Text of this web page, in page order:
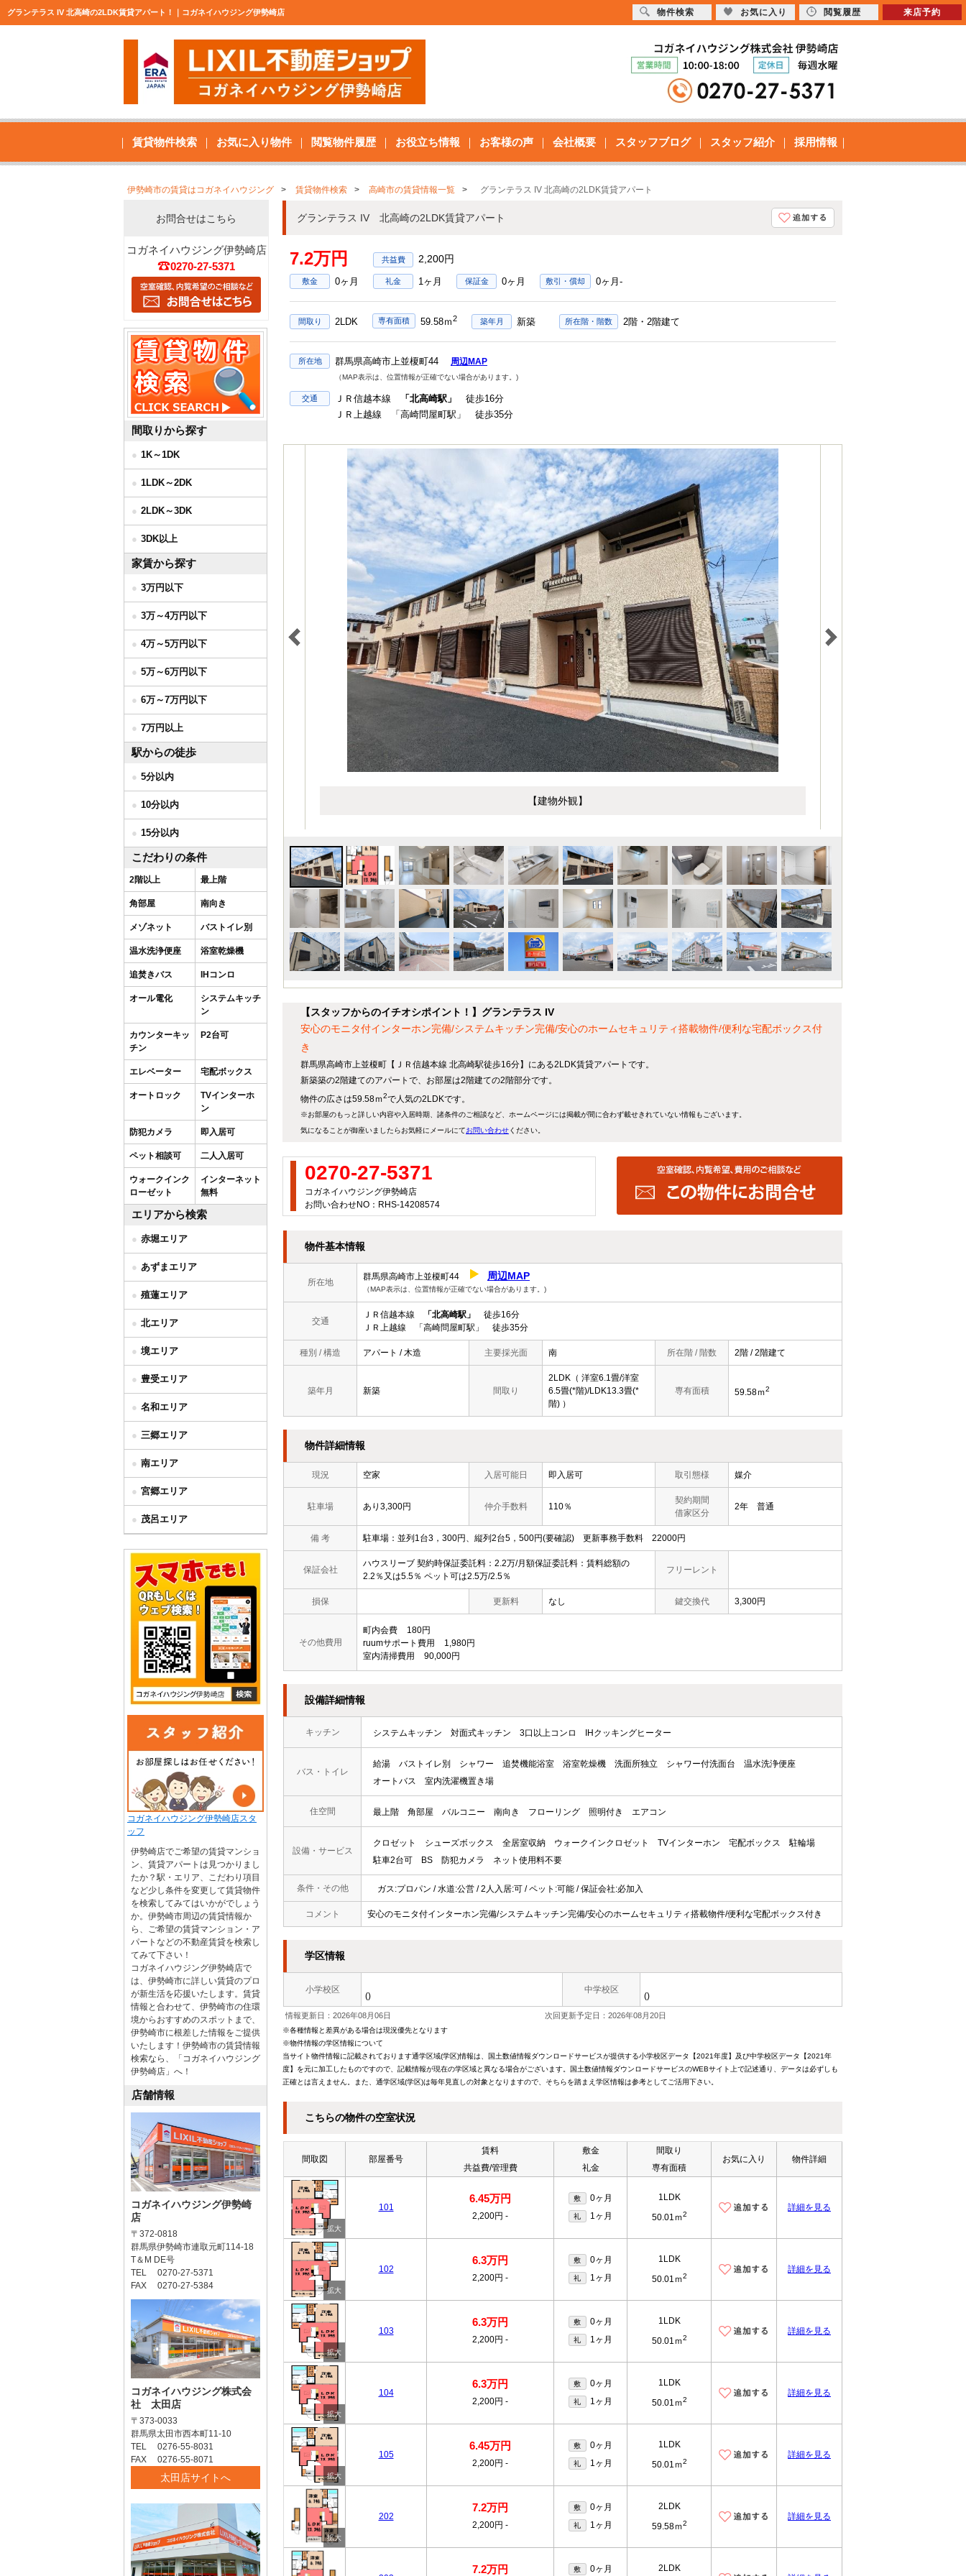
グランテラス IV 北高崎の2LDK賃貸アパート！｜コガネイハウジング伊勢崎店
賃貸物件検索 お気に入り物件 閲覧物件履歴 お役立ち情報 お客様の声 会社概要 スタッフブログ スタッフ紹介 採用情報
伊勢崎市の賃貸はコガネイハウジング 賃貸物件検索 高崎市の賃貸情報一覧 グランテラス IV 北高崎の2LDK賃貸アパート
グランテラス IV 北高崎の2LDK賃貸アパート
7.2万円 2,200円
敷金 0ヶ月 礼金 1ヶ月 保証金 0ヶ月 敷引・償却 0ヶ月-
間取り 2LDK 専有面積 59.58ｍ2 築年月 新築 所在階・階数 2階・2階建て
所在地 群馬県高崎市上並榎町44 周辺MAP
（MAP表示は、位置情報が正確でない場合があります。)
交通 ＪＲ信越本線 「北高崎駅」
徒歩16分
ＪＲ上越線 「高崎問屋町駅」 徒歩35分
【建物外観】
【スタッフからのイチオシポイント！】グランテラス IV
安心のモニタ付インターホン完備/システムキッチン完備/安心のホームセキュリティ搭載物件/便利な宅配ボックス付
き
群馬県高崎市上並榎町【ＪＲ信越本線 北高崎駅徒歩16分】にある2LDK賃貸アパートです。
新築築の2階建てのアパートで、お部屋は2階建ての2階部分です。
物件の広さは59.58ｍ2で人気の2LDKです。
※お部屋のもっと詳しい内容や入居時期、諸条件のご相談など、ホームページには掲載が間に合わず載せきれていない情報もございます。
気になることが御座いましたらお気軽にメールにてお問い合わせください。
0270-27-5371
コガネイハウジング伊勢崎店
お問い合わせNO：RHS-14208574
物件基本情報
所在地
群馬県高崎市上並榎町44 周辺MAP
（MAP表示は、位置情報が正確でない場合があります。)
交通
ＪＲ信越本線 「北高崎駅」
徒歩16分
ＪＲ上越線 「高崎問屋町駅」 徒歩35分
種別 / 構造 アパート / 木造 主要採光面 南 所在階 / 階数 2階 / 2階建て
築年月 新築 間取り
2LDK（ 洋室6.1畳/洋室
6.5畳(*階)/LDK13.3畳(*
階) ）
専有面積 59.58ｍ2
物件詳細情報
現況 空家 入居可能日 即入居可 取引態様 媒介
駐車場 あり3,300円 仲介手数料 110％
契約期間
借家区分
2年 普通
備 考 駐車場：並列1台3，300円、縦列2台5，500円(要確認) 更新事務手数料 22000円
保証会社
ハウスリーブ 契約時保証委託料：2.2万/月額保証委託料：賃料総額の
2.2％又は5.5％ ペット可は2.5万/2.5％
フリーレント
損保 更新料 なし 鍵交換代 3,300円
その他費用
町内会費
180円
ruumサポート費用
1,980円
室内清掃費用
90,000円
設備詳細情報
キッチン システムキッチン 対面式キッチン 3口以上コンロ IHクッキングヒーター
バス・トイレ
給湯 バストイレ別 シャワー 追焚機能浴室 浴室乾燥機 洗面所独立 シャワー付洗面台
温水洗浄便座
オートバス
室内洗濯機置き場
住空間 最上階 角部屋 バルコニー 南向き フローリング 照明付き エアコン
設備・サービス
クロゼット シューズボックス 全居室収納 ウォークインクロゼット TVインターホン 宅配ボックス
駐輪場
駐車2台可
BS 防犯カメラ ネット使用料不要
条件・その他 ガス:プロパン / 水道:公営 / 2人入居:可 / ペット:可能 / 保証会社:必加入
コメント 安心のモニタ付インターホン完備/システムキッチン完備/安心のホームセキュリティ搭載物件/便利な宅配ボックス付き
学区情報
小学校区
()
中学校区
()
情報更新日：2026年08月06日 次回更新予定日：2026年08月20日
※各種情報と差異がある場合は現況優先となります
※物件情報の学区情報について
当サイト物件情報に記載されております通学区域(学区)情報は、国土数値情報ダウンロードサービスが提供する小学校区データ【2021年度】及び中学校区データ【2021年
度】を元に加工したものですので、記載情報が現在の学区域と異なる場合がございます。国土数値情報ダウンロードサービスのWEBサイト上で記述通り、データは必ずしも
正確とは言えません。また、通学区域(学区)は毎年見直しの対象となりますので、そちらを踏まえ学区情報は参考としてご活用下さい。
こちらの物件の空室状況
間取図 部屋番号
賃料
共益費/管理費
敷金
礼金
間取り
専有面積
お気に入り 物件詳細
101
6.45万円
2,200円 -
敷 0ヶ月
礼 1ヶ月
1LDK
50.01ｍ2
詳細を見る
102
6.3万円
2,200円 -
敷 0ヶ月
礼 1ヶ月
1LDK
50.01ｍ2
詳細を見る
103
6.3万円
2,200円 -
敷 0ヶ月
礼 1ヶ月
1LDK
50.01ｍ2
詳細を見る
104
6.3万円
2,200円 -
敷 0ヶ月
礼 1ヶ月
1LDK
50.01ｍ2
詳細を見る
105
6.45万円
2,200円 -
敷 0ヶ月
礼 1ヶ月
1LDK
50.01ｍ2
詳細を見る
202
7.2万円
2,200円 -
敷 0ヶ月
礼 1ヶ月
2LDK
59.58ｍ2
詳細を見る
7.2万円 敷 0ヶ月
2LDK
お問合せはこちら
コガネイハウジング伊勢崎店
0270-27-5371
間取りから探す
1K～1DK
1LDK～2DK
2LDK～3DK
3DK以上
家賃から探す
3万円以下
3万～4万円以下
4万～5万円以下
5万～6万円以下
6万～7万円以下
7万円以上
駅からの徒歩
5分以内
10分以内
15分以内
こだわりの条件
2階以上 最上階
角部屋 南向き
メゾネット バストイレ別
温水洗浄便座 浴室乾燥機
追焚きバス IHコンロ
オール電化
システムキッチ
ン
カウンターキッ
チン
P2台可
エレベーター 宅配ボックス
オートロック
TVインターホ
ン
防犯カメラ 即入居可
ペット相談可 二人入居可
ウォークインク
ローゼット
インターネット
無料
エリアから検索
赤堀エリア
あずまエリア
殖蓮エリア
北エリア
境エリア
豊受エリア
名和エリア
三郷エリア
南エリア
宮郷エリア
茂呂エリア
コガネイハウジング伊勢崎店スタ
ッフ
伊勢崎店でご希望の賃貸マンショ
ン、賃貸アパートは見つかりまし
たか？駅・エリア、こだわり項目
など少し条件を変更して賃貸物件
を検索してみてはいかがでしょう
か。伊勢崎市周辺の賃貸情報か
ら、ご希望の賃貸マンション・ア
パートなどの不動産賃貸を検索し
てみて下さい！
コガネイハウジング伊勢崎店で
は、伊勢崎市に詳しい賃貸のプロ
が新生活を応援いたします。賃貸
情報と合わせて、伊勢崎市の住環
境からおすすめのスポットまで、
伊勢崎市に根差した情報をご提供
いたします！伊勢崎市の賃貸情報
検索なら、「コガネイハウジング
伊勢崎店」へ！
店舗情報
コガネイハウジング伊勢崎
店
〒372-0818
群馬県伊勢崎市連取元町114-18
T＆M DE号
TEL 0270-27-5371
FAX 0270-27-5384
コガネイハウジング株式会
社 太田店
〒373-0033
群馬県太田市西本町11-10
TEL 0276-55-8031
FAX 0276-55-8071
太田店サイトへ
物件検索 お気に入り 閲覧履歴 来店予約